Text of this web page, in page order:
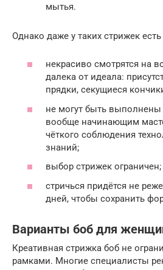
мытья.
Однако даже у таких стрижек
некрасиво смотрятся на
далека от идеала:
прядки, секущиеся
не могут быть выполнены
вообще начинающим
чёткого соблюдения
знаний;
выбор стрижек ограничен;
стричься придётся не
дней, чтобы сохранить
Варианты боб для
Креативная стрижка боб не
рамками. Многие специалисты